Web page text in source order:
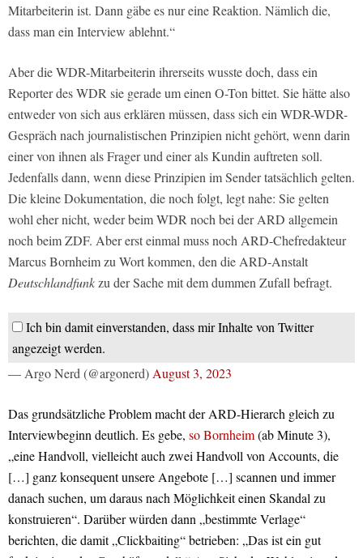
Mitarbeiterin ist. Dann gäbe es nur eine Reaktion. Nämlich die,
dass man ein Interview ablehnt.“
Aber die WDR-Mitarbeiterin ihrerseits wusste doch, dass ein
Reporter des WDR sie gerade um einen O-Ton bittet. Sie hätte also
entweder von sich aus erklären müssen, dass sich ein WDR-WDR-
Gespräch nach journalistischen Prinzipien nicht gehört, wenn darin
einer von ihnen als Frager und einer als Kundin auftreten soll.
Jedenfalls dann, wenn diese Prinzipien im Sender tatsächlich gelten.
Die kleine Dokumentation, die noch folgt, legt nahe: Sie gelten
wohl eher nicht, weder beim WDR noch bei der ARD allgemein
noch beim ZDF. Aber erst einmal muss noch ARD-Chefredakteur
Marcus Bornheim zu Wort kommen, den die ARD-Anstalt
Deutschlandfunkzu der Sache mit dem dummen Zufall befragt.
Ich bin damit einverstanden, dass mir Inhalte von Twitter
angezeigt werden.
— Argo Nerd (@argonerd)August 3, 2023
Das grundsätzliche Problem macht der ARD-Hierarch gleich zu
Interviewbeginn deutlich. Es gebe, so Bornheim(ab Minute 3),
„eine Handvoll, vielleicht auch zwei Handvoll von Accounts, die
[…] ganz konsequent unsere Angebote […] scannen und immer
danach suchen, um daraus nach Möglichkeit einen Skandal zu
konstruieren“. Darüber würden dann „bestimmte Verlage“
berichten, die damit „Clickbaiting“ betrieben: „Das ist ein gut